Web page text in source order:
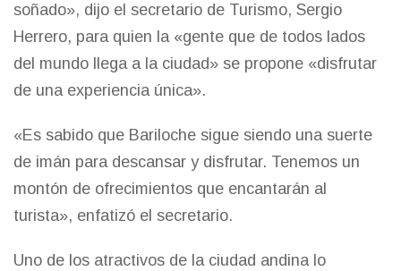
soñado», dijo el secretario de Turismo, Sergio
Herrero, para quien la «gente que de todos lados
del mundo llega a la ciudad» se propone «disfrutar
de una experiencia única».
«Es sabido que Bariloche sigue siendo una suerte
de imán para descansar y disfrutar. Tenemos un
montón de ofrecimientos que encantarán al
turista», enfatizó el secretario.
Uno de los atractivos de la ciudad andina lo